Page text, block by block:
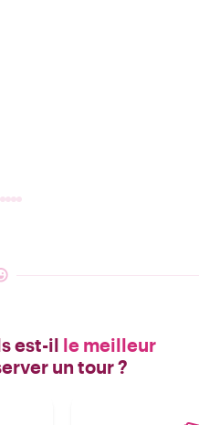
est-il le meilleur
un tour ?